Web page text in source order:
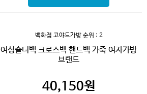
백화점 고야드가방순위 : 2
여성숄더백 크로스백 핸드백 가죽 여자가방
브랜드
40,150원